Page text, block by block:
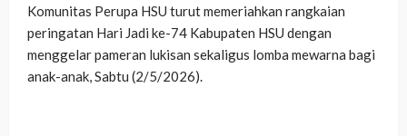
Komunitas Perupa HSU turut memeriahkan rangkaian
peringatan Hari Jadi ke-74 Kabupaten HSU dengan
menggelar pameran lukisan sekaligus lomba mewarna bagi
anak-anak, Sabtu (2/5/2026).